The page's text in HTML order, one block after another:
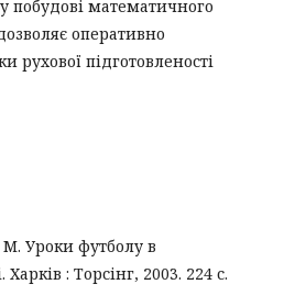
побудові математичного
оперативно
рухової підготовленості
Уроки футболу в
: Торсінг, 2003. 224 с.